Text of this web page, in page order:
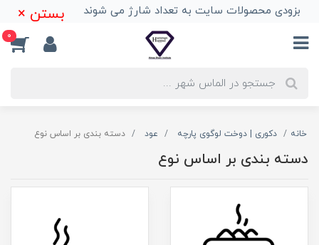
بزودی محصولات سایت به تعداد شارژ می شوند بستن ×
0
خانه دکوری | دوخت لوگوی پارچه عود دسته بندی بر اساس نوع
دسته بندی بر اساس نوع